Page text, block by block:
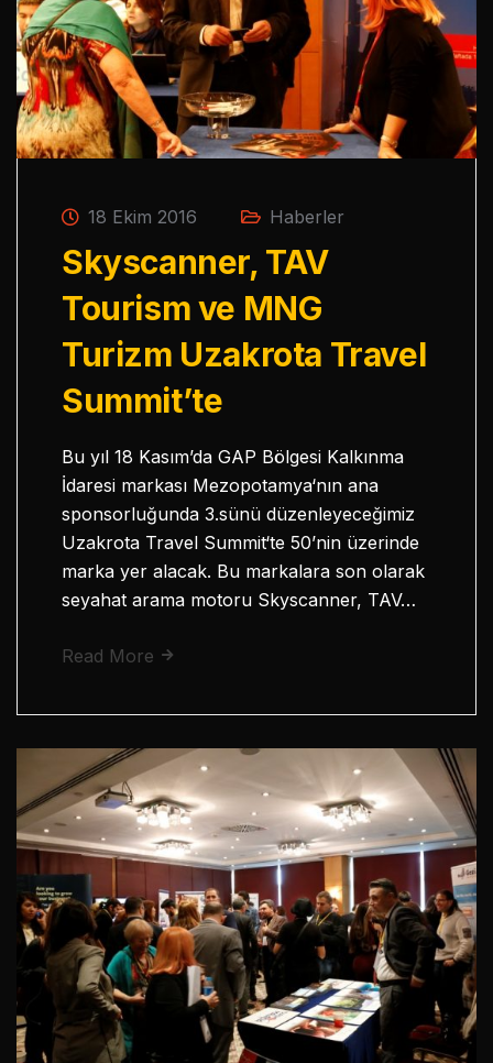
18 Ekim 2016 Haberler
Skyscanner, TAV
Tourism ve MNG
Turizm Uzakrota Travel
Summit’te
Bu yıl 18 Kasım’da GAP Bölgesi Kalkınma
İdaresi markası Mezopotamya‘nın ana
sponsorluğunda 3.sünü düzenleyeceğimiz
Uzakrota Travel Summit‘te 50’nin üzerinde
marka yer alacak. Bu markalara son olarak
seyahat arama motoru Skyscanner, TAV…
Read More